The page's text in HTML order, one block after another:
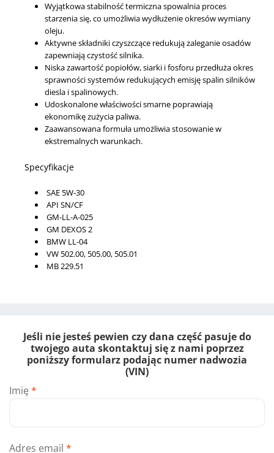
Wyjątkowa stabilność termiczna spowalnia proces
starzenia się, co umożliwia wydłużenie okresów wymiany
oleju.
Aktywne składniki czyszczące redukują zaleganie osadów
zapewniają czystość silnika.
Niska zawartość popiołów, siarki i fosforu przedłuża okres
sprawności systemów redukujących emisję spalin silników
diesla i spalinowych.
Udoskonalone właściwości smarne poprawiają
ekonomikę zużycia paliwa.
Zaawansowana formuła umożliwia stosowanie w
ekstremalnych warunkach.
Specyfikacje
SAE 5W-30
API SN/CF
GM-LL-A-025
GM DEXOS 2
BMW LL-04
VW 502.00, 505.00, 505.01
MB 229.51
Jeśli nie jesteś pewien czy dana część pasuje do
twojego auta skontaktuj się z nami poprzez
poniższy formularz podając numer nadwozia
(VIN)
Imię *
Adres email *